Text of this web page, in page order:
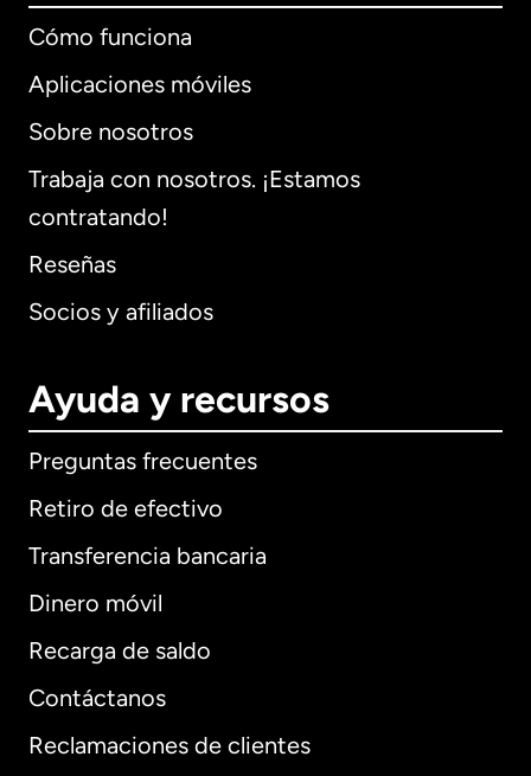
Cómo funciona
Aplicaciones móviles
Sobre nosotros
Trabaja con nosotros. ¡Estamos
contratando!
Reseñas
Socios y afiliados
Ayuda y recursos
Preguntas frecuentes
Retiro de efectivo
Transferencia bancaria
Dinero móvil
Recarga de saldo
Contáctanos
Reclamaciones de clientes